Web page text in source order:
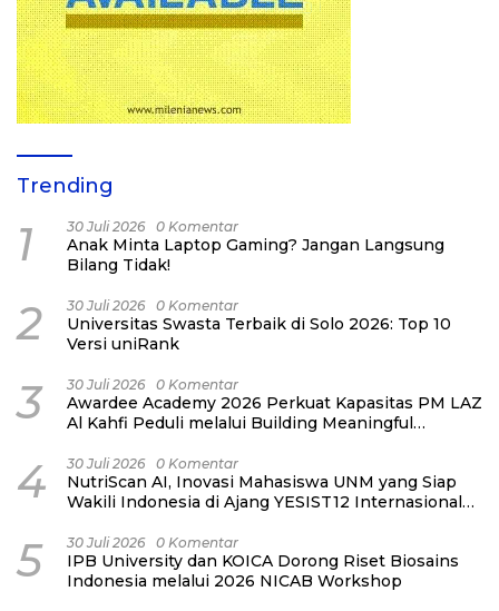
Trending
1 30 Juli 2026 0 Komentar
Anak Minta Laptop Gaming? Jangan Langsung
Bilang Tidak!
2 30 Juli 2026 0 Komentar
Universitas Swasta Terbaik di Solo 2026: Top 10
Versi uniRank
3 30 Juli 2026 0 Komentar
Awardee Academy 2026 Perkuat Kapasitas PM LAZ
Al Kahfi Peduli melalui Building Meaningful
4 30 Juli 2026 0 Komentar
NutriScan AI, Inovasi Mahasiswa UNM yang Siap
Wakili Indonesia di Ajang YESIST12 Internasional
5 30 Juli 2026 0 Komentar
IPB University dan KOICA Dorong Riset Biosains
Indonesia melalui 2026 NICAB Workshop